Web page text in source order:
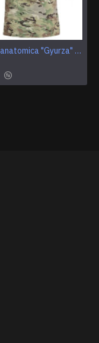
T-shirt anatomica "Gyurza" Giursa t-shirt tattica Maglia manica lunga professionale softair e allenamento multicam